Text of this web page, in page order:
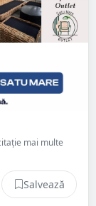
mai multe
Salvează